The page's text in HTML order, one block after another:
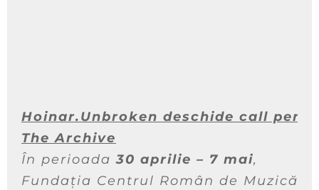
Hoinar.Unbroken deschide call
The Archive
În perioada30 aprilie – 7 mai,
Fundația Centrul Român de Muzică